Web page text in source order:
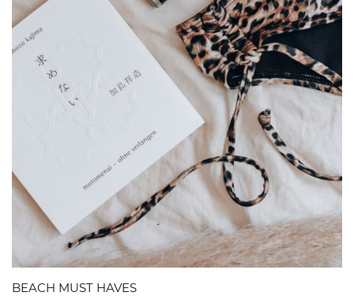
BEACH MUST HAVES